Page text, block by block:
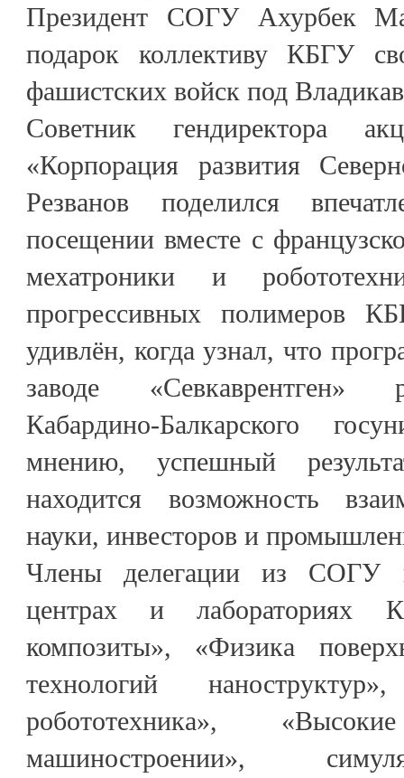
Президент СОГУ Ахурбек
подарок коллективу КБГУ
фашистских войск под
Советник гендиректора
«Корпорация развития
Резванов поделился
посещении вместе с
мехатроники и
прогрессивных полимеров
удивлён, когда узнал, что
заводе «Севкаврентген»
Кабардино-Балкарского
мнению, успешный
находится возможность
науки, инвесторов и
Члены делегации из СОГУ
центрах и
композиты», «Физика
технологий
робототехника»,
машиностроении»,